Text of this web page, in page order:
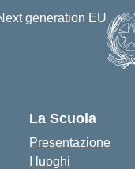
La Scuola
Presentazione
I luoghi